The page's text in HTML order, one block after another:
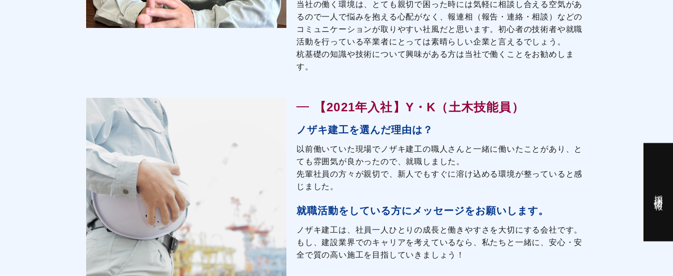
当社の働く環境は、とても親切で困った時には気軽に相談し合える空気があ
るので一人で悩みを抱える心配がなく、報連相（報告・連絡・相談）などの
コミュニケーションが取りやすい社風だと思います。初心者の技術者や就職
活動を行っている卒業者にとっては素晴らしい企業と言えるでしょう。
杭基礎の知識や技術について興味がある方は当社で働くことをお勧めしま
す。
【2021年入社】Y・K（土木技能員）
ノザキ建工を選んだ理由は？
以前働いていた現場でノザキ建工の職人さんと一緒に働いたことがあり、と
ても雰囲気が良かったので、就職しました。
先輩社員の方々が親切で、新人でもすぐに溶け込める環境が整っていると感
じました。
就職活動をしている方にメッセージをお願いします。
ノザキ建工は、社員一人ひとりの成長と働きやすさを大切にする会社です。
もし、建設業界でのキャリアを考えているなら、私たちと一緒に、安心・安
全で質の高い施工を目指していきましょう！